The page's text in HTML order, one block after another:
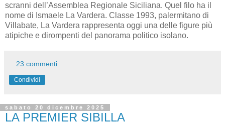
scranni dell’Assemblea Regionale Siciliana. Quel filo ha il
nome di Ismaele La Vardera. Classe 1993, palermitano di
Villabate, La Vardera rappresenta oggi una delle figure più
atipiche e dirompenti del panorama politico isolano.
23 commenti:
Condividi
sabato 20 dicembre 2025
LA PREMIER SIBILLA